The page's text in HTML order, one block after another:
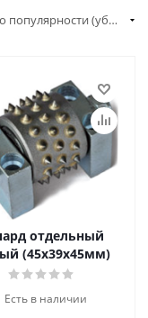
По популярности (убывание)
отдельный
(45х39х45мм)
Есть в наличии